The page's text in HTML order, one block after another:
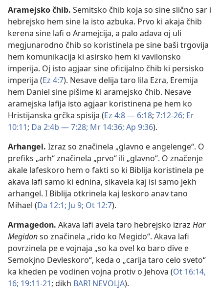
Aramejsko čhib. Semitsko čhib koja so sine slično sar i
hebrejsko hem sine la isto azbuka. Prvo ki akaja čhib
kerena sine lafi o Aramejcija, a palo adava oj uli
megjunarodno čhib so koristinela pe sine baši trgovija
hem komunikacija ki asirsko hem ki vavilonsko
imperija. Oj isto agjaar sine oficijalno čhib ki persisko
imperija (Ez 4:7). Nesave delija taro lila Ezra, Eremija
hem Daniel sine pišime ki aramejsko čhib. Nesave
aramejska lafija isto agjaar koristinena pe hem ko
Hristijanska grčka spisija (Ez 4:8 — 6:18; 7:12-26; Er
10:11; Da 2:4b — 7:28; Mr 14:36; Ap 9:36).
Arhangel. Izraz so značinela „glavno e angelenge“. O
prefiks „arh“ značinela „prvo“ ili „glavno“. O značenje
akale lafeskoro hem o fakti so ki Biblija koristinela pe
akava lafi samo ki ednina, sikavela kaj isi samo jekh
arhangel. I Biblija otkrinela kaj leskoro anav tano
Mihael (Da 12:1; Ju 9; Ot 12:7).
Armagedon. Akava lafi avela taro hebrejsko izraz Har
Megidonso značinela „rido ko Megido“. Akava lafi
povrzinela pe e vojnaja „so ka ovel ko baro dive e
Semokjno Devleskoro“, keda o „carija taro celo sveto“
ka kheden pe vodinen vojna protiv o Jehova (Ot 16:14,
16; 19:11-21; dikh BARI NEVOLJA).